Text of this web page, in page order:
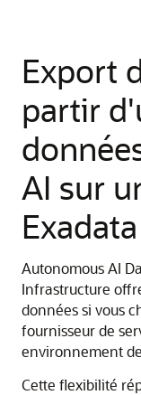
Export
partir
AI sur
Autonomous AI
Infrastructure
données si vous
fournisseur de
environnement
Cette flexibilité